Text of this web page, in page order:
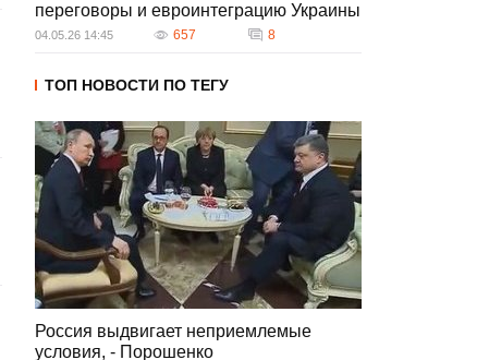
переговоры и евроинтеграцию Украины
04.05.26 14:45 657 8
ТОП НОВОСТИ ПО ТЕГУ
Россия выдвигает неприемлемые
условия, - Порошенко